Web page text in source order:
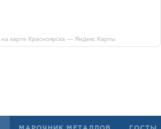
карте Красноярска — Яндекс Карты